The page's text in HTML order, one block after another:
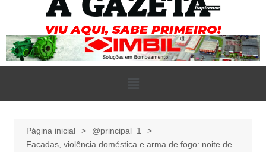
Página inicial
@principal_1
Facadas, violência doméstica e arma de fogo: noite de